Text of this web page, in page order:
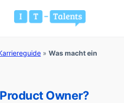
» Was macht ein
Owner?